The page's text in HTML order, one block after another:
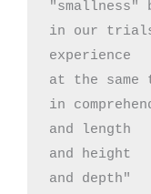
"smallness"
in our
experience
at the
in
and length
and height
and depth"